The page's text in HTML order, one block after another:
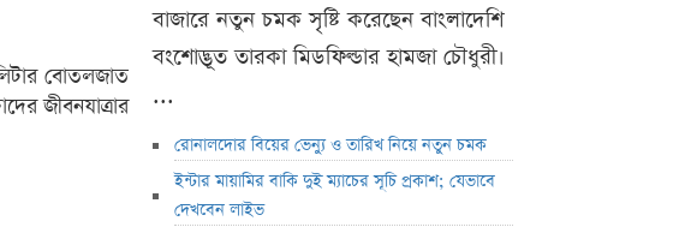
বোতলজাত
জীবনযাত্রার
বাজারে নতুন চমক সৃষ্টি করেছেন বাংলাদেশি
বংশোদ্ভূত তারকা মিডফিল্ডার হামজা চৌধুরী।
...
রোনালদোর বিয়ের ভেন্যু ও তারিখ নিয়ে নতুন চমক
ইন্টার মায়ামির বাকি দুই ম্যাচের সূচি প্রকাশ; যেভাবে
দেখবেন লাইভ